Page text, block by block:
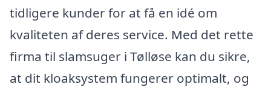
tidligere kunder for at få en idé om
kvaliteten af deres service. Med det rette
firma til slamsuger i Tølløse kan du sikre,
at dit kloaksystem fungerer optimalt, og